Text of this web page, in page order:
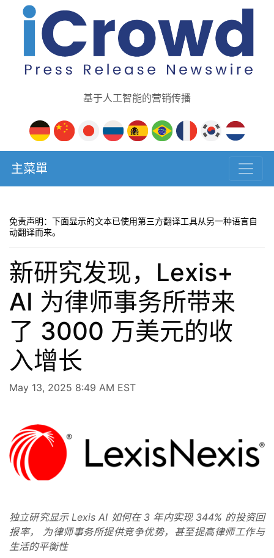
基于人工智能的营销传播
主菜單
免责声明：下面显示的文本已使用第三方翻译工具从另一种语言自
动翻译而来。
新研究发现，Lexis+
AI 为律师事务所带来
了 3000 万美元的收
入增长
May 13, 2025 8:49 AM EST
独立研究显示 Lexis AI 如何在 3 年内实现 344% 的投资回
报率，
为律师事务所提供竞争优势，甚至提高律师工作与
生活的平衡性